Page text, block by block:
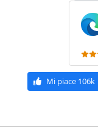
Mi piace 106k